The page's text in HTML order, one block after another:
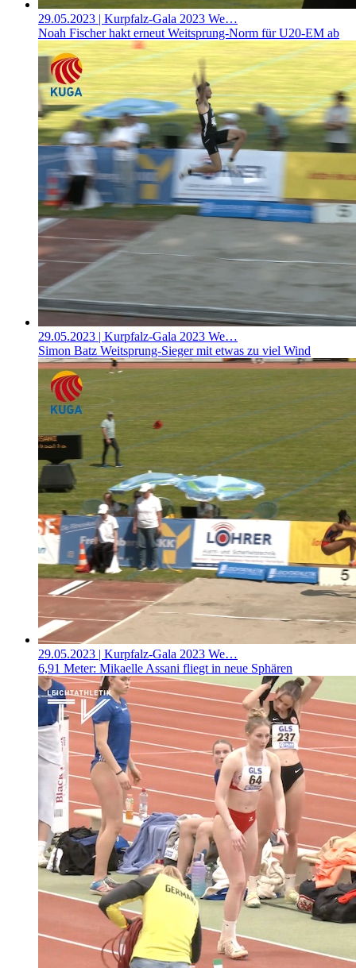
29.05.2023 | Kurpfalz-Gala 2023 We…
Noah Fischer hakt erneut Weitsprung-Norm für U20-EM ab
29.05.2023 | Kurpfalz-Gala 2023 We…
Simon Batz Weitsprung-Sieger mit etwas zu viel Wind
29.05.2023 | Kurpfalz-Gala 2023 We…
6,91 Meter: Mikaelle Assani fliegt in neue Sphären